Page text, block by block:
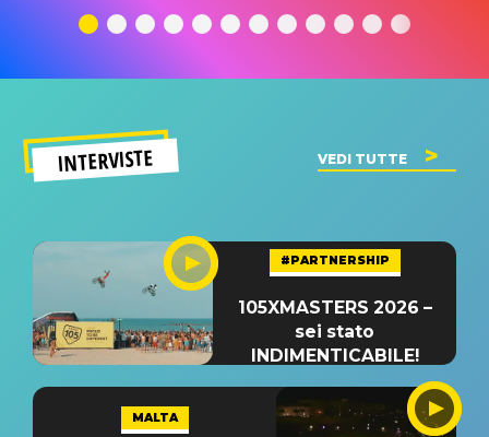
significato
del singolo
INTERVISTE VEDI TUTTE
#PARTNERSHIP
105XMASTERS 2026 –
sei stato
INDIMENTICABILE!
MALTA